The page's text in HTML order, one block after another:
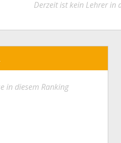
Derzeit ist kein Lehrer in
in diesem Ranking